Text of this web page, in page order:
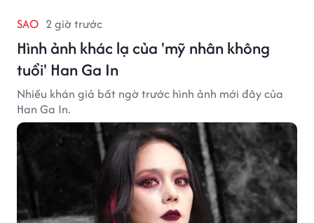
SAO 2 giờ trước
Hình ảnh khác lạ của 'mỹ nhân không
tuổi' Han Ga In
Nhiều khán giả bất ngờ trước hình ảnh mới đây của
Han Ga In.